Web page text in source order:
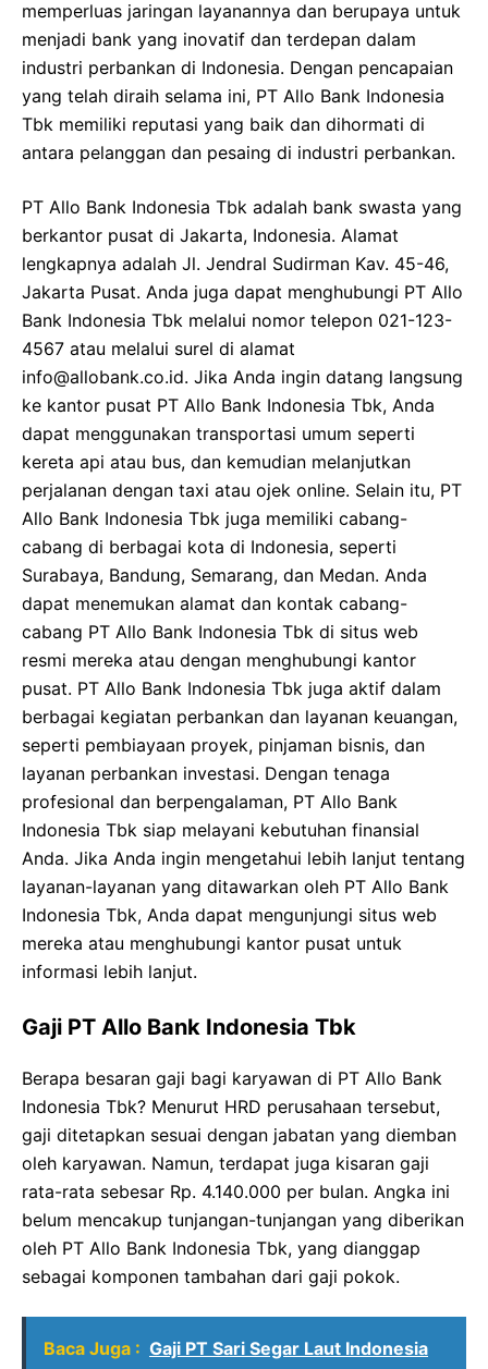
memperluas jaringan layanannya dan berupaya untuk
menjadi bank yang inovatif dan terdepan dalam
industri perbankan di Indonesia. Dengan pencapaian
yang telah diraih selama ini, PT Allo Bank Indonesia
Tbk memiliki reputasi yang baik dan dihormati di
antara pelanggan dan pesaing di industri perbankan.
PT Allo Bank Indonesia Tbk adalah bank swasta yang
berkantor pusat di Jakarta, Indonesia. Alamat
lengkapnya adalah Jl. Jendral Sudirman Kav. 45-46,
Jakarta Pusat. Anda juga dapat menghubungi PT Allo
Bank Indonesia Tbk melalui nomor telepon 021-123-
4567 atau melalui surel di alamat
info@allobank.co.id. Jika Anda ingin datang langsung
ke kantor pusat PT Allo Bank Indonesia Tbk, Anda
dapat menggunakan transportasi umum seperti
kereta api atau bus, dan kemudian melanjutkan
perjalanan dengan taxi atau ojek online. Selain itu, PT
Allo Bank Indonesia Tbk juga memiliki cabang-
cabang di berbagai kota di Indonesia, seperti
Surabaya, Bandung, Semarang, dan Medan. Anda
dapat menemukan alamat dan kontak cabang-
cabang PT Allo Bank Indonesia Tbk di situs web
resmi mereka atau dengan menghubungi kantor
pusat. PT Allo Bank Indonesia Tbk juga aktif dalam
berbagai kegiatan perbankan dan layanan keuangan,
seperti pembiayaan proyek, pinjaman bisnis, dan
layanan perbankan investasi. Dengan tenaga
profesional dan berpengalaman, PT Allo Bank
Indonesia Tbk siap melayani kebutuhan finansial
Anda. Jika Anda ingin mengetahui lebih lanjut tentang
layanan-layanan yang ditawarkan oleh PT Allo Bank
Indonesia Tbk, Anda dapat mengunjungi situs web
mereka atau menghubungi kantor pusat untuk
informasi lebih lanjut.
Gaji PT Allo Bank Indonesia Tbk
Berapa besaran gaji bagi karyawan di PT Allo Bank
Indonesia Tbk? Menurut HRD perusahaan tersebut,
gaji ditetapkan sesuai dengan jabatan yang diemban
oleh karyawan. Namun, terdapat juga kisaran gaji
rata-rata sebesar Rp. 4.140.000 per bulan. Angka ini
belum mencakup tunjangan-tunjangan yang diberikan
oleh PT Allo Bank Indonesia Tbk, yang dianggap
sebagai komponen tambahan dari gaji pokok.
Baca Juga : Gaji PT Sari Segar Laut Indonesia